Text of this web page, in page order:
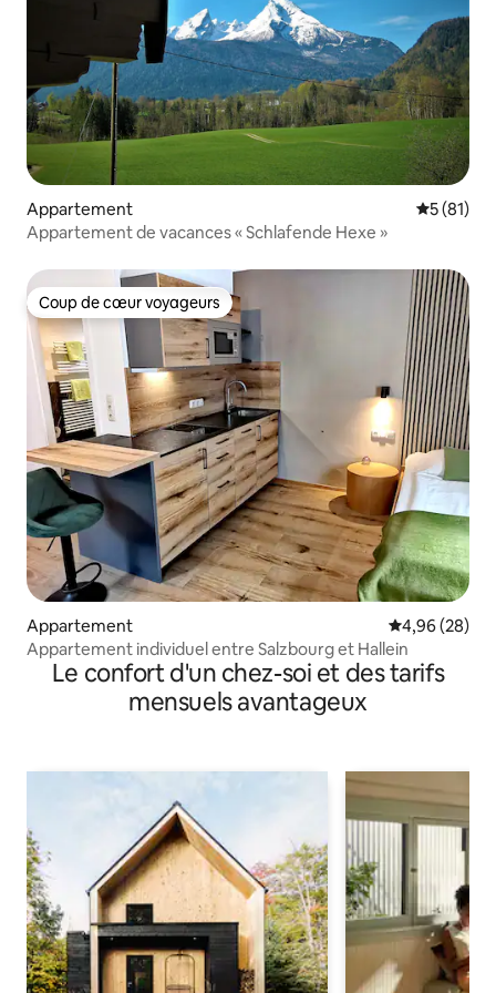
Appartement
5 (81)
Appartement de vacances « Schlafende Hexe »
Coup de cœur voyageurs
Coup de cœur voyageurs
Appartement Évaluation
4,96 (28)
Appartement individuel entre Salzbourg et Hallein
Le confort d'un chez-soi et des tarifs
mensuels avantageux